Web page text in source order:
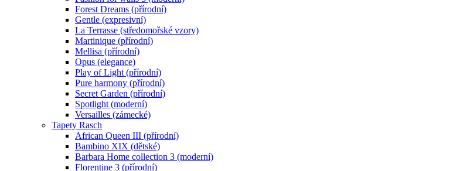
Forest Dreams (přírodní)
Gentle (expresivní)
La Terrasse (středomořské vzory)
Martinique (přírodní)
Mellisa (přírodní)
Opus (elegance)
Play of Light (přírodní)
Pure harmony (přírodní)
Secret Garden (přírodní)
Spotlight (moderní)
Versailles (zámecké)
Tapety Rasch
African Queen III (přírodní)
Bambino XIX (dětské)
Barbara Home collection 3 (moderní)
Florentine 3 (přírodní)